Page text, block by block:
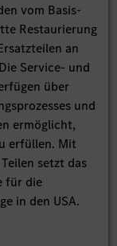
vom Basis-
Restaurierung
an
Service- und
über
und
ermöglicht,
erfüllen. Mit
setzt das
für die
in den USA.